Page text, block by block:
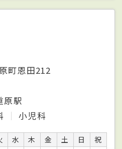
町恩田212
原駅
小児科
水 木 金 土 日
祝